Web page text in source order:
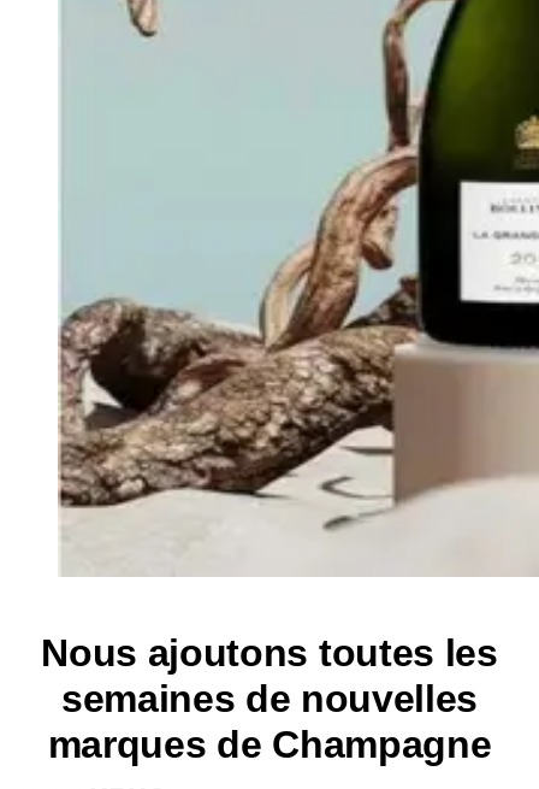
Nous ajoutons toutes les
semaines de nouvelles
marques de Champagne